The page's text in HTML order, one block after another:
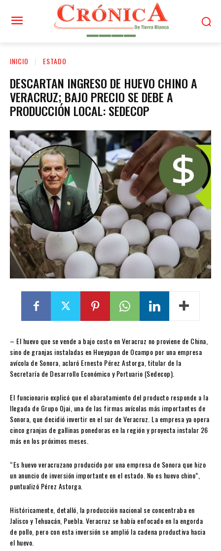
INICIO ESTADO
DESCARTAN INGRESO DE HUEVO CHINO A
VERACRUZ; BAJO PRECIO SE DEBE A
PRODUCCIÓN LOCAL: SEDECOP
– El huevo que se vende a bajo costo en Veracruz no proviene de China,
sino de granjas instaladas en Hueyapan de Ocampo por una empresa
avícola de Sonora, aclaró Ernesto Pérez Astorga, titular de la
Secretaría de Desarrollo Económico y Portuario (Sedecop).
El funcionario explicó que el abaratamiento del producto responde a la
llegada de Grupo Ojai, una de las firmas avícolas más importantes de
Sonora, que decidió invertir en el sur de Veracruz. La empresa ya opera
cinco granjas de gallinas ponedoras en la región y proyecta instalar 26
más en los próximos meses.
“Es huevo veracruzano producido por una empresa de Sonora que hizo
un anuncio de inversión importante en el estado. No es huevo chino”,
puntualizó Pérez Astorga.
Históricamente, detalló, la producción nacional se concentraba en
Jalisco y Tehuacán, Puebla. Veracruz se había enfocado en la engorda
de pollo, pero con esta inversión se amplió la cadena productiva hacia
el huevo.